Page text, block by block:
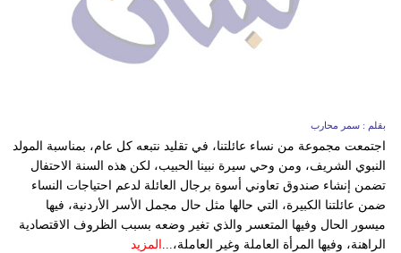
بقلم : سمر محارب
اجتمعت مجموعة من نساء عائلتنا، في تقليد نتبعه كل عام، بمناسبة المولد
النبوي الشريف، ومن وحي سيرة نبينا الحبيب، لكن هذه السنة الاحتفال
تضمن إنشاء صندوق تعاوني أسوة برجال العائلة لدعم احتياجات النساء
ضمن عائلتنا الكبيرة، التي حالها مثل حال مجمل الأسر الأردنية، فيها
ميسور الحال وفيها المتعسر والذي تغير وضعه بسبب الظروف الاقتصادية
الراهنة، وفيها المرأة العاملة وغير العاملة،... المزيد